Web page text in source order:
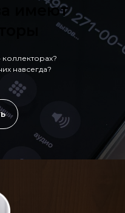
имеют
навсегда?